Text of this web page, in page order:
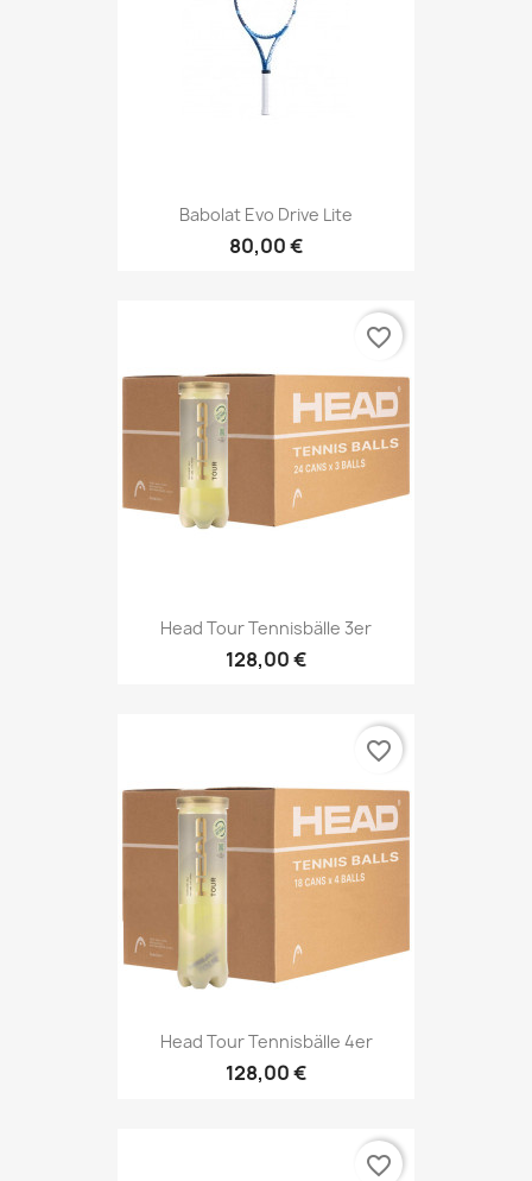
Babolat Evo Drive Lite
80,00 €
Head Tour Tennisbälle 3er
128,00 €
favorite_border
Head Tour Tennisbälle 4er
128,00 €
favorite_border
favorite_border